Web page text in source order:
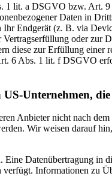
1 lit. a DSGVO bzw. Art.
Daten in
Endgerät (z. B. via
oder zur
diese zur Erfüllung einer
6 Abs. 1 lit. f DSGVO
Unternehmen,
Anbieter nicht nach
Wir weisen darauf
Datenübertragung in
Informationen zu